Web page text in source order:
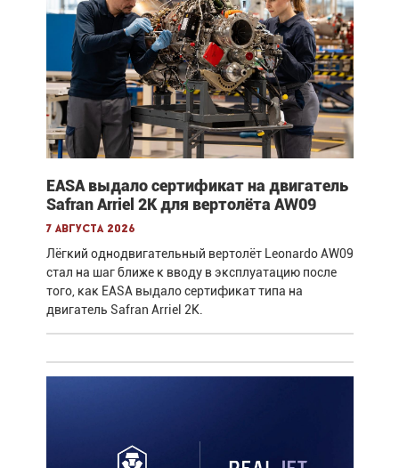
EASA выдало сертификат на двигатель
Safran Arriel 2K для вертолёта AW09
7 августа 2026
Лёгкий однодвигательный вертолёт Leonardo AW09
стал на шаг ближе к вводу в эксплуатацию после
того, как EASA выдало сертификат типа на
двигатель Safran Arriel 2K.